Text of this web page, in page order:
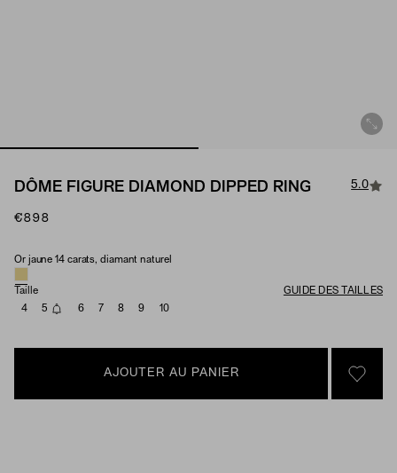
DÔME FIGURE DIAMOND DIPPED RING 5.0
€898
Material & Stone Options
Or jaune 14 carats, diamant naturel
Taille
GUIDE DES TAILLES
4
5 6 7 8 9 10
AJOUTER AU PANIER
SIGN